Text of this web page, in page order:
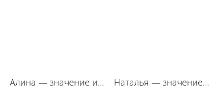
Алина — значение имени, его судьба и характер Наталья — значение имени, его судьба и характер